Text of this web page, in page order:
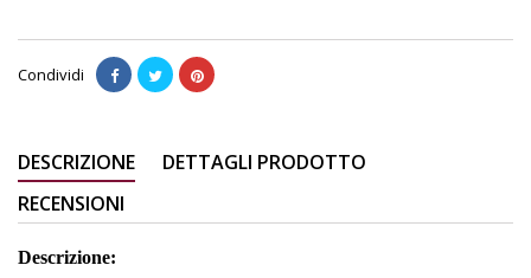
Condividi
DESCRIZIONE
DETTAGLI PRODOTTO
RECENSIONI
Descrizione: